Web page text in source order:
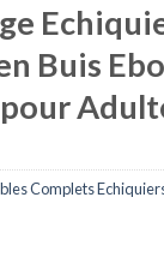
Buis
Complets